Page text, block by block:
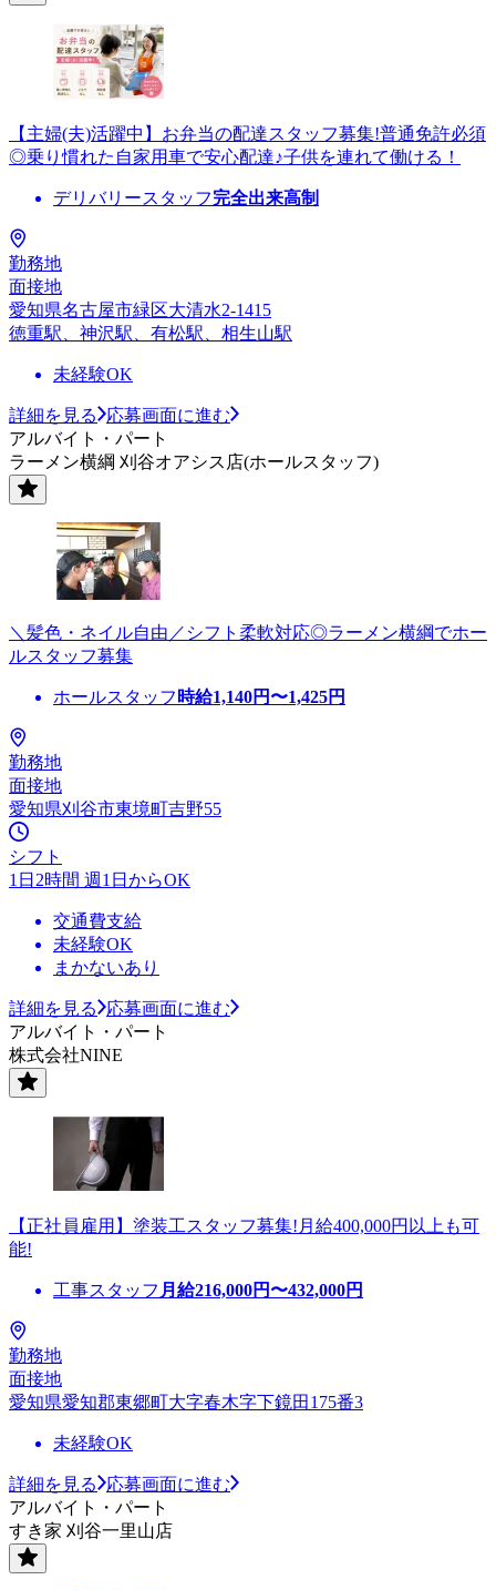
【主婦(夫)活躍中】お弁当の配達スタッフ募集!普通免許必須
◎乗り慣れた自家用車で安心配達♪子供を連れて働ける！
デリバリースタッフ完全出来高制
勤務地
面接地
愛知県名古屋市緑区大清水2-1415
徳重駅、神沢駅、有松駅、相生山駅
未経験OK
詳細を見る
応募画面に進む
アルバイト・パート
ラーメン横綱 刈谷オアシス店(ホールスタッフ)
＼髪色・ネイル自由／シフト柔軟対応◎ラーメン横綱でホー
ルスタッフ募集
ホールスタッフ 時給1,140円〜1,425円
勤務地
面接地
愛知県刈谷市東境町吉野55
シフト
1日2時間 週1日からOK
交通費支給
未経験OK
まかないあり
詳細を見る
応募画面に進む
アルバイト・パート
株式会社NINE
【正社員雇用】塗装工スタッフ募集!月給400,000円以上も可
能!
工事スタッフ 月給216,000円〜432,000円
勤務地
面接地
愛知県愛知郡東郷町大字春木字下鏡田175番3
未経験OK
詳細を見る
応募画面に進む
アルバイト・パート
すき家 刈谷一里山店